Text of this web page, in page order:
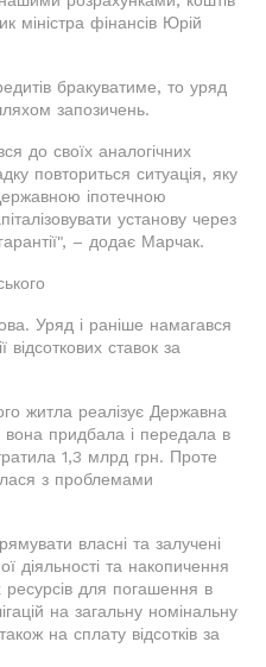
міністра фінансів Юрій
бракуватиме, то уряд
запозичень.
до своїх аналогічних
повториться ситуація, яку
іпотечною
установу через
– додає Марчак.
Уряд і раніше намагався
ставок за
житла реалізує Державна
вона придбала і передала в
1,3 млрд грн. Проте
з проблемами
власні та залучені
діяльності та накопичення
ресурсів для погашення в
на загальну номінальну
на сплату відсотків за